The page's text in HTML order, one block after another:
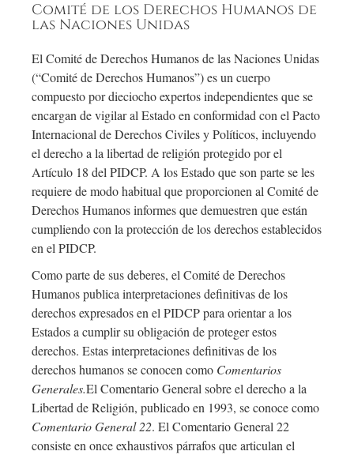
Comité de los Derechos Humanos de
las Naciones Unidas
El Comité de Derechos Humanos de las Naciones Unidas
(“Comité de Derechos Humanos”) es un cuerpo
compuesto por dieciocho expertos independientes que se
encargan de vigilar al Estado en conformidad con el Pacto
Internacional de Derechos Civiles y Políticos, incluyendo
el derecho a la libertad de religión protegido por el
Artículo 18 del PIDCP. A los Estado que son parte se les
requiere de modo habitual que proporcionen al Comité de
Derechos Humanos informes que demuestren que están
cumpliendo con la protección de los derechos establecidos
en el PIDCP.
Como parte de sus deberes, el Comité de Derechos
Humanos publica interpretaciones definitivas de los
derechos expresados en el PIDCP para orientar a los
Estados a cumplir su obligación de proteger estos
derechos. Estas interpretaciones definitivas de los
derechos humanos se conocen como Comentarios
Generales.El Comentario General sobre el derecho a la
Libertad de Religión, publicado en 1993, se conoce como
Comentario General 22. El Comentario General 22
consiste en once exhaustivos párrafos que articulan el